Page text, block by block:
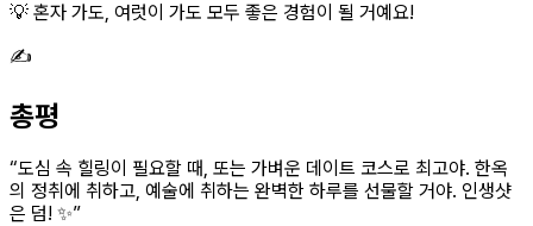
💡 혼자 가도, 여럿이 가도 모두 좋은 경험이 될 거예요!
✍️
총평
“도심 속 힐링이 필요할 때, 또는 가벼운 데이트 코스로 최고야. 한옥
의 정취에 취하고, 예술에 취하는 완벽한 하루를 선물할 거야. 인생샷
은 덤! ✨”